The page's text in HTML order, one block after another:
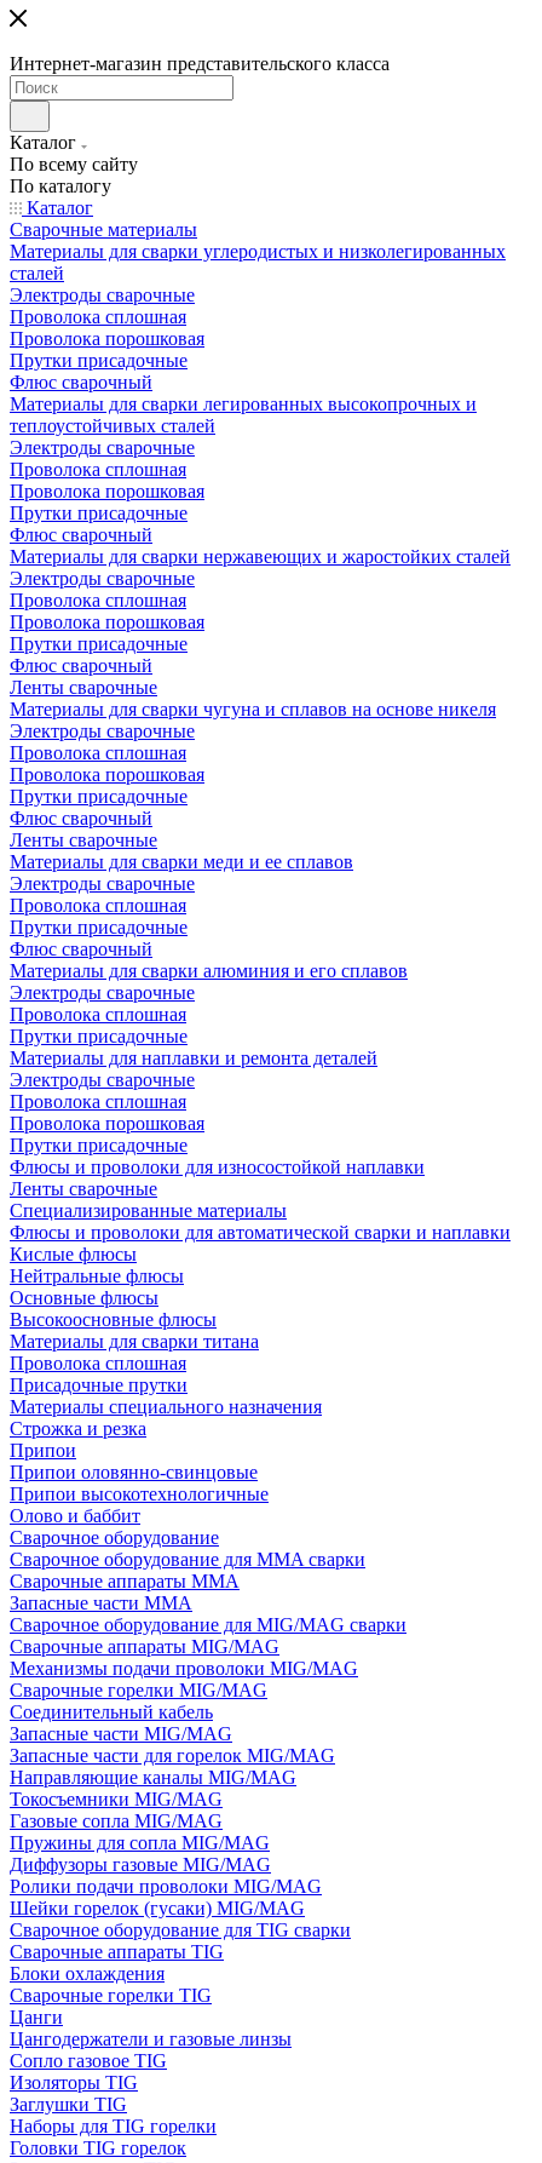
Интернет-магазин представительского класса
Каталог
По всему сайту
По каталогу
Каталог
Сварочные материалы
Материалы для сварки углеродистых и низколегированных
сталей
Электроды сварочные
Проволока сплошная
Проволока порошковая
Прутки присадочные
Флюс сварочный
Материалы для сварки легированных высокопрочных и
теплоустойчивых сталей
Электроды сварочные
Проволока сплошная
Проволока порошковая
Прутки присадочные
Флюс сварочный
Материалы для сварки нержавеющих и жаростойких сталей
Электроды сварочные
Проволока сплошная
Проволока порошковая
Прутки присадочные
Флюс сварочный
Ленты сварочные
Материалы для сварки чугуна и сплавов на основе никеля
Электроды сварочные
Проволока сплошная
Проволока порошковая
Прутки присадочные
Флюс сварочный
Ленты сварочные
Материалы для сварки меди и ее сплавов
Электроды сварочные
Проволока сплошная
Прутки присадочные
Флюс сварочный
Материалы для сварки алюминия и его сплавов
Электроды сварочные
Проволока сплошная
Прутки присадочные
Материалы для наплавки и ремонта деталей
Электроды сварочные
Проволока сплошная
Проволока порошковая
Прутки присадочные
Флюсы и проволоки для износостойкой наплавки
Ленты сварочные
Специализированные материалы
Флюсы и проволоки для автоматической сварки и наплавки
Кислые флюсы
Нейтральные флюсы
Основные флюсы
Высокоосновные флюсы
Материалы для сварки титана
Проволока сплошная
Присадочные прутки
Материалы специального назначения
Строжка и резка
Припои
Припои оловянно-свинцовые
Припои высокотехнологичные
Олово и баббит
Сварочное оборудование
Сварочное оборудование для MMA сварки
Сварочные аппараты MMA
Запасные части MMA
Сварочное оборудование для MIG/MAG сварки
Сварочные аппараты MIG/MAG
Механизмы подачи проволоки MIG/MAG
Сварочные горелки MIG/MAG
Соединительный кабель
Запасные части MIG/MAG
Запасные части для горелок MIG/MAG
Направляющие каналы MIG/MAG
Токосъемники MIG/MAG
Газовые сопла MIG/MAG
Пружины для сопла MIG/MAG
Диффузоры газовые MIG/MAG
Ролики подачи проволоки MIG/MAG
Шейки горелок (гусаки) MIG/MAG
Сварочное оборудование для TIG сварки
Сварочные аппараты TIG
Блоки охлаждения
Сварочные горелки TIG
Цанги
Цангодержатели и газовые линзы
Сопло газовое TIG
Изоляторы TIG
Заглушки TIG
Наборы для TIG горелки
Головки TIG горелок